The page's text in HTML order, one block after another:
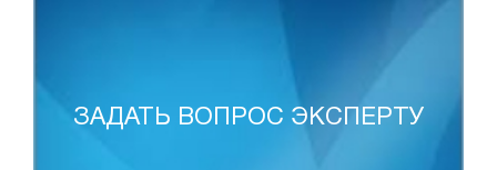
ЗАДАТЬ ВОПРОС ЭКСПЕРТУ